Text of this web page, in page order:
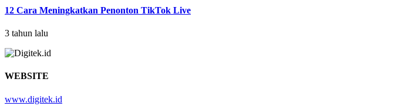
12 Cara Meningkatkan Penonton TikTok Live
3 tahun lalu
WEBSITE
www.digitek.id